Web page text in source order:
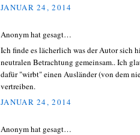
JANUAR 24, 2014
Anonym hat gesagt…
Ich finde es lächerlich was der Autor sich
neutralen Betrachtung gemeinsam.. Ich
dafür "wirbt" einen Ausländer (von dem
vertreiben.
JANUAR 24, 2014
Anonym hat gesagt…